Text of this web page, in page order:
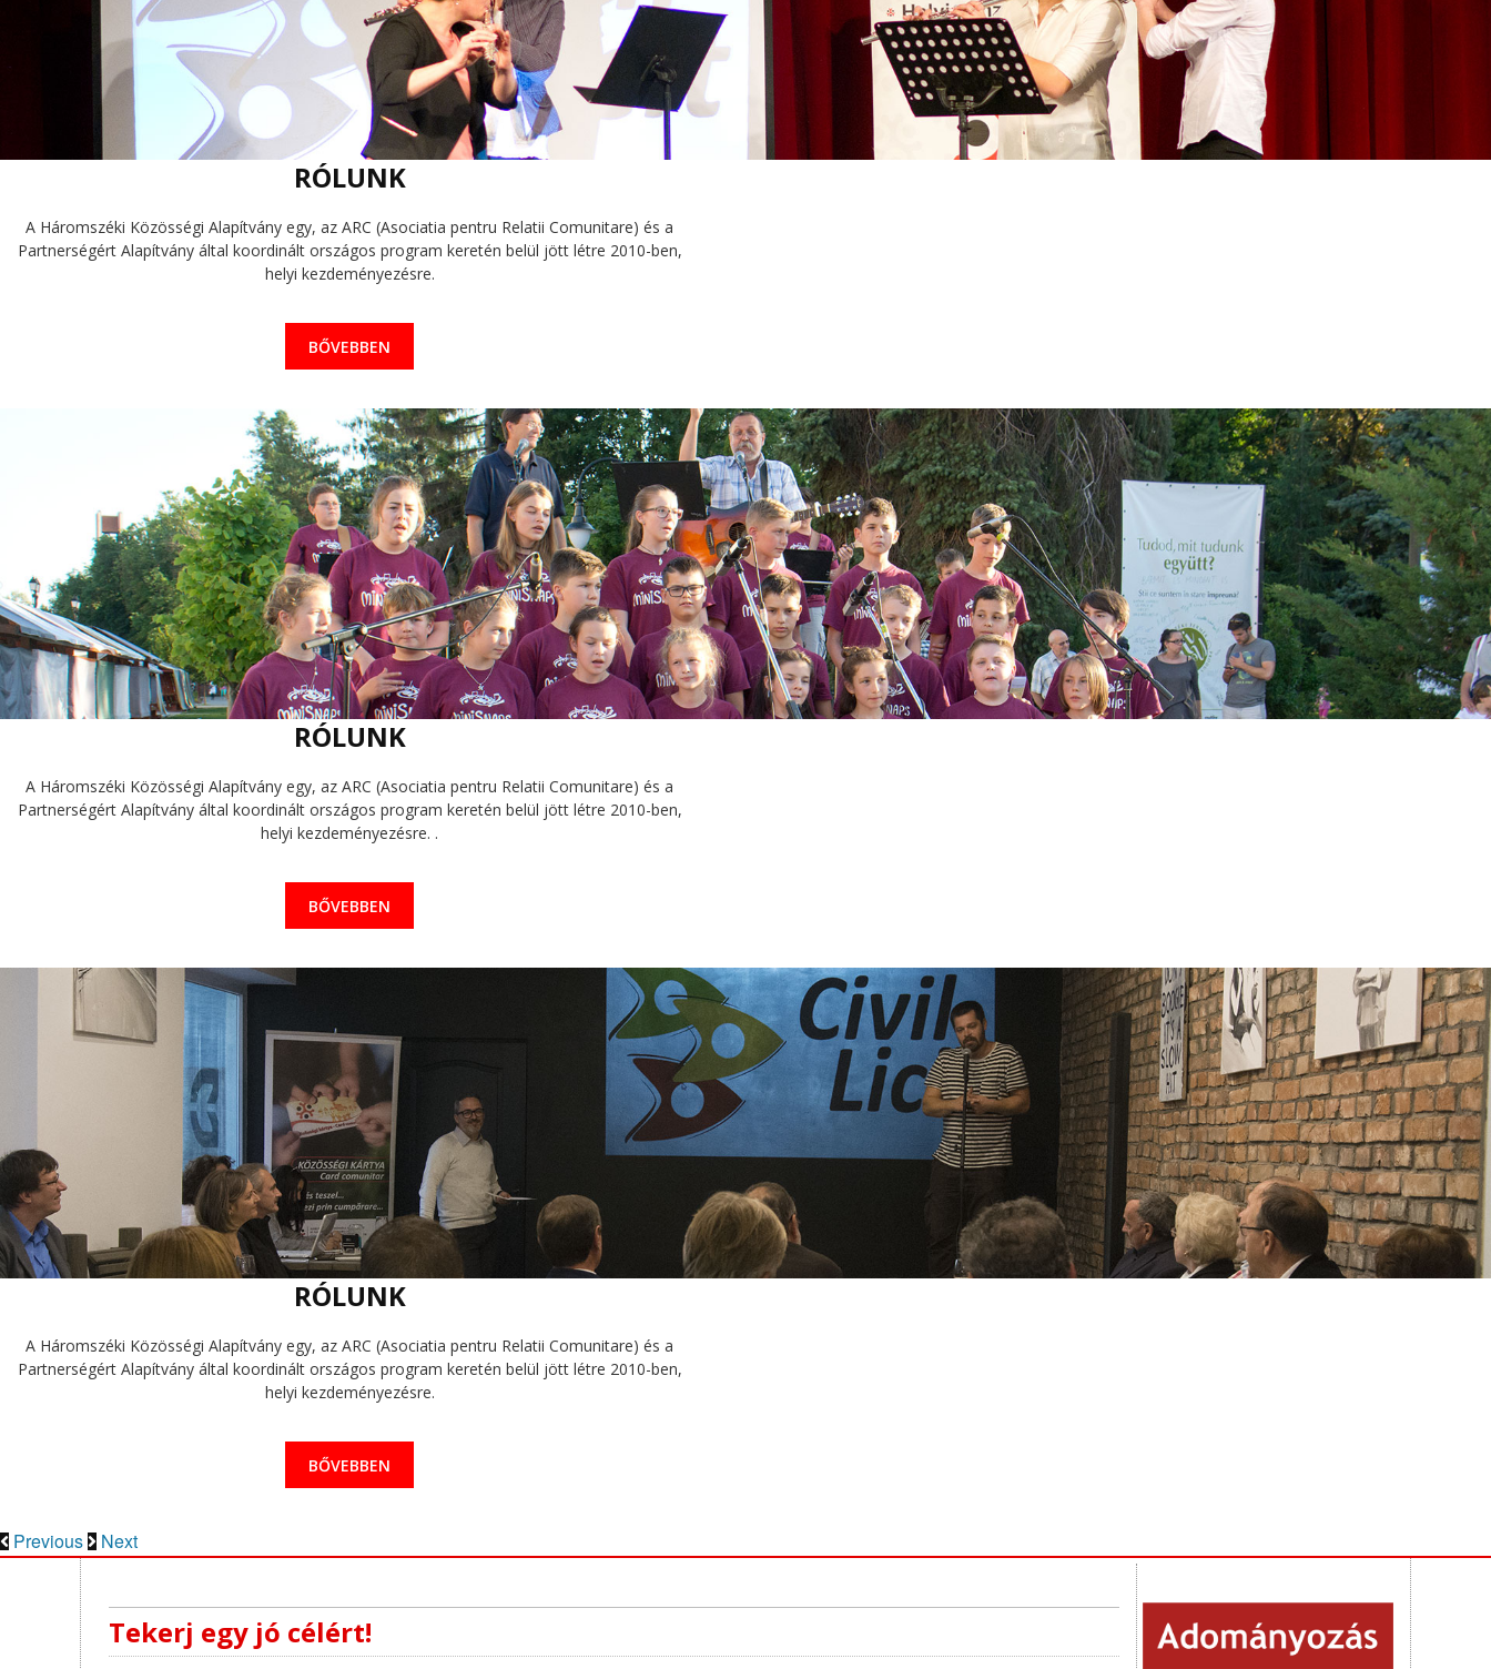
RÓLUNK
A Háromszéki Közösségi Alapítvány egy, az ARC (Asociatia pentru Relatii Comunitare) és a
Partnerségért Alapítvány által koordinált országos program keretén belül jött létre 2010-ben,
helyi kezdeményezésre.
BŐVEBBEN
RÓLUNK
A Háromszéki Közösségi Alapítvány egy, az ARC (Asociatia pentru Relatii Comunitare) és a
Partnerségért Alapítvány által koordinált országos program keretén belül jött létre 2010-ben,
helyi kezdeményezésre. .
BŐVEBBEN
RÓLUNK
A Háromszéki Közösségi Alapítvány egy, az ARC (Asociatia pentru Relatii Comunitare) és a
Partnerségért Alapítvány által koordinált országos program keretén belül jött létre 2010-ben,
helyi kezdeményezésre.
BŐVEBBEN
Previous Next
Tekerj egy jó célért!